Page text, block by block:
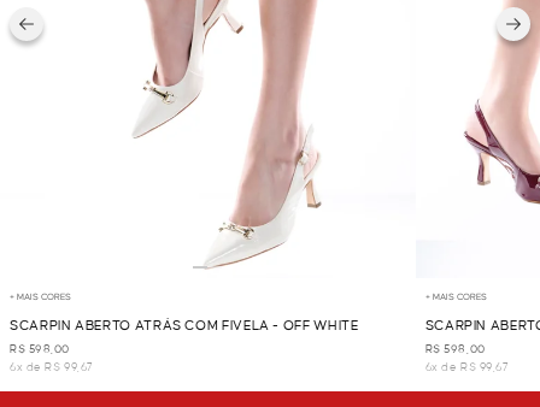
+ MAIS CORES
SCARPIN ABERTO ATRÁS COM FIVELA - OFF WHITE
R$ 598,00
6x de R$ 99,67
+ MAIS CORES
SCARPIN
R$ 598,00
6x de R$ 99,67